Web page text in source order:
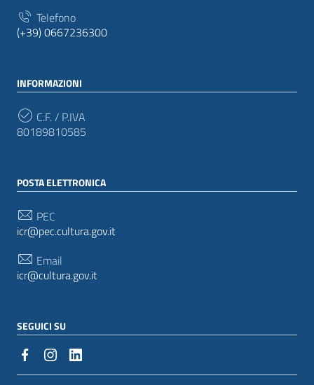
Telefono
(+39) 0667236300
INFORMAZIONI
C.F. / P.IVA
80189810585
POSTA ELETTRONICA
PEC
icr@pec.cultura.gov.it
Email
icr@cultura.gov.it
SEGUICI SU